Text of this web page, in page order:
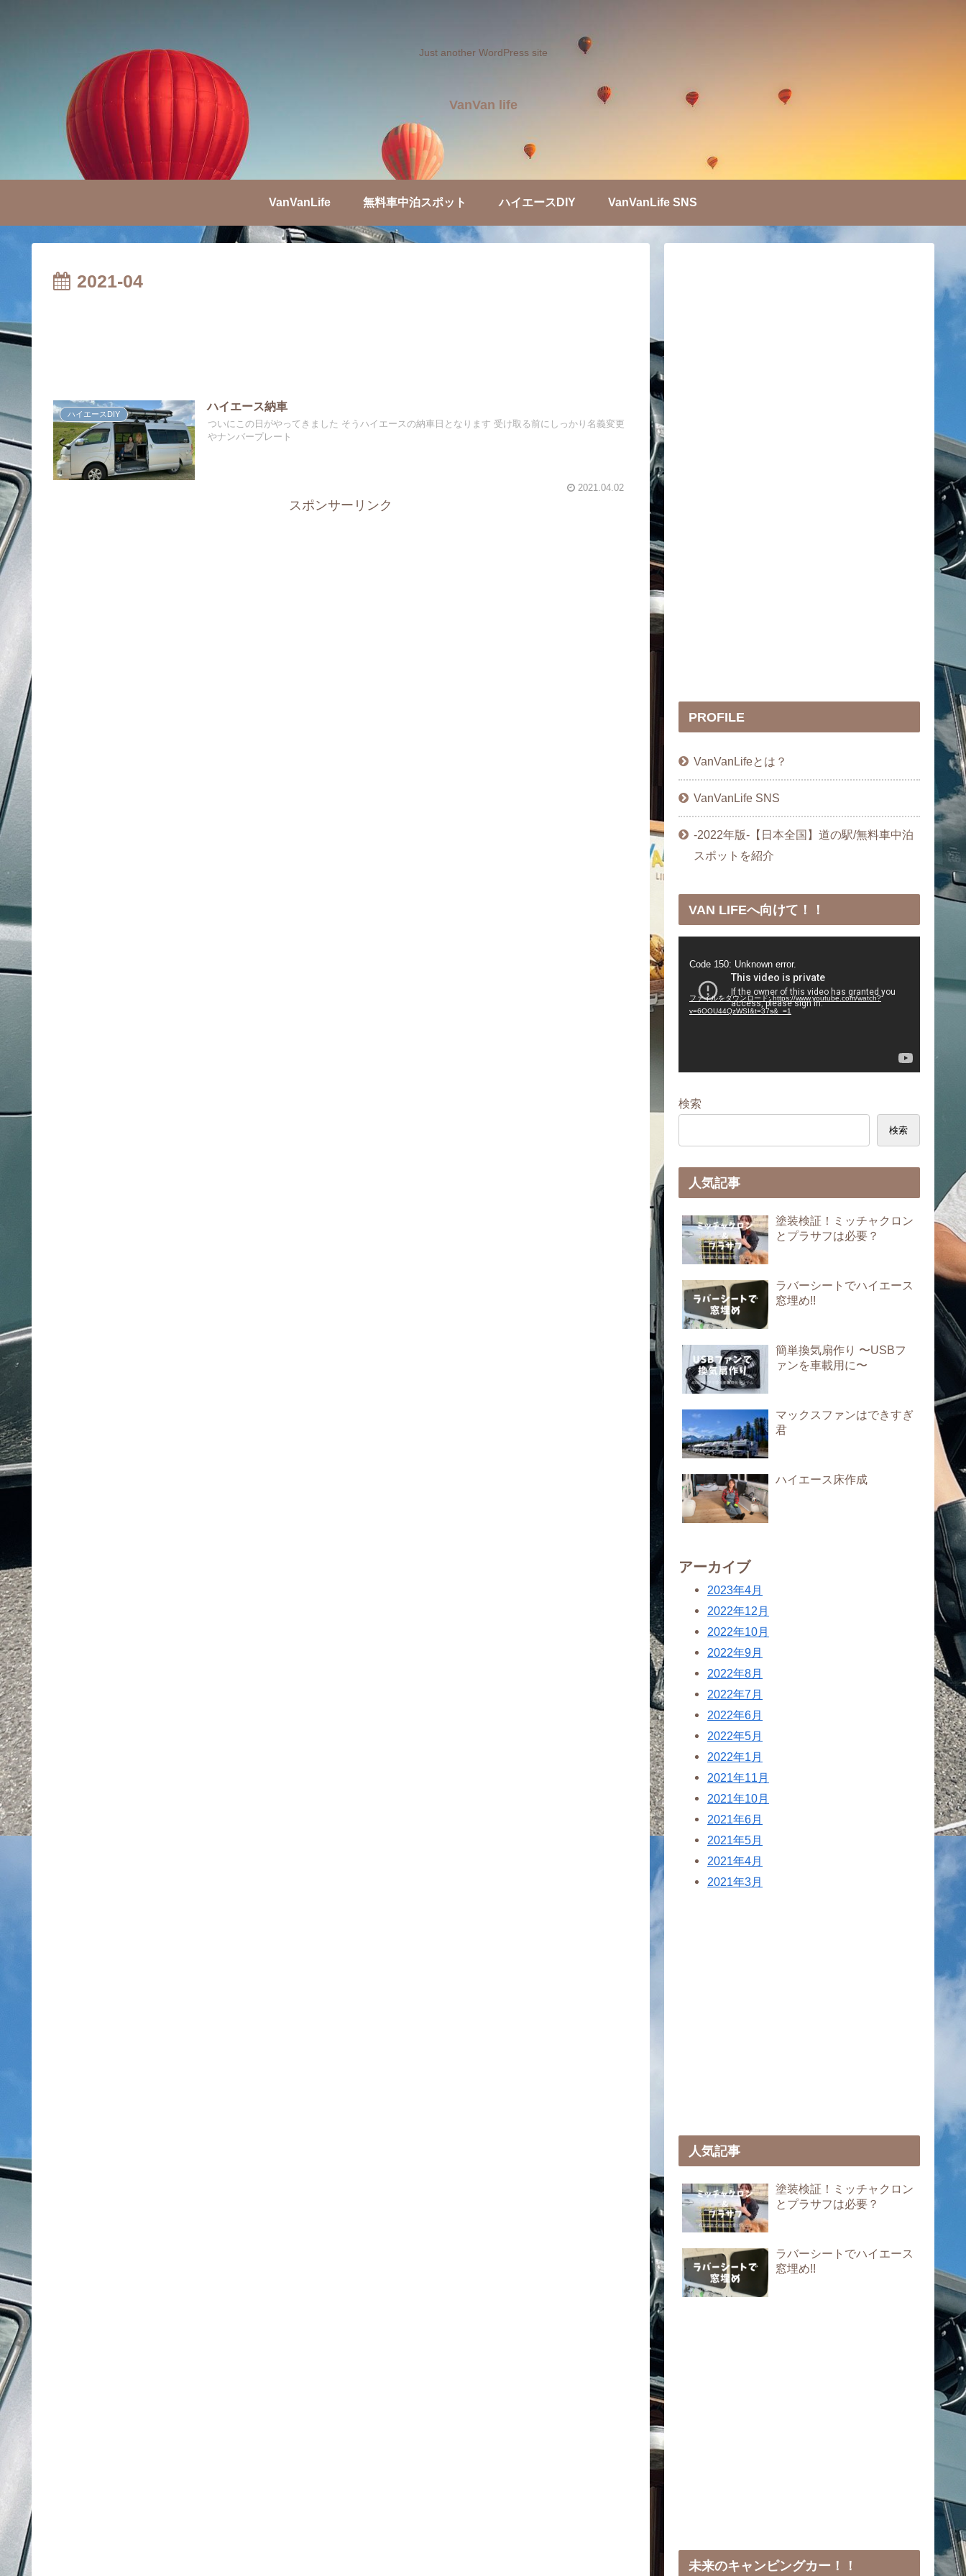
Just another WordPress site
VanVan life
VanVanLife 無料車中泊スポット ハイエースDIY VanVanLife SNS
2021-04
ハイエースDIY
ハイエース納車
ついにこの日がやってきました そうハイエースの納車日となります 受け取る前にしっかり名義変更
やナンバープレート
2021.04.02
スポンサーリンク
PROFILE
VanVanLifeとは？
VanVanLife SNS
-2022年版-【日本全国】道の駅/無料車中泊
スポットを紹介
VAN LIFEへ向けて！！
ー
Code 150: Unknown error.
ファイルをダウンロード: https://www.youtube.com/watch?
v=6OOU44QzWSI&t=37s&_=1
検索
検索
人気記事
塗装検証！ミッチャクロン
とプラサフは必要？
ラバーシートでハイエース
窓埋め!!
簡単換気扇作り 〜USBフ
ァンを車載用に〜
マックスファンはできすぎ
君
ハイエース床作成
アーカイブ
2023年4月
2022年12月
2022年10月
2022年9月
2022年8月
2022年7月
2022年6月
2022年5月
2022年1月
2021年11月
2021年10月
2021年6月
2021年5月
2021年4月
2021年3月
人気記事
塗装検証！ミッチャクロン
とプラサフは必要？
ラバーシートでハイエース
窓埋め!!
未来のキャンピングカー！！